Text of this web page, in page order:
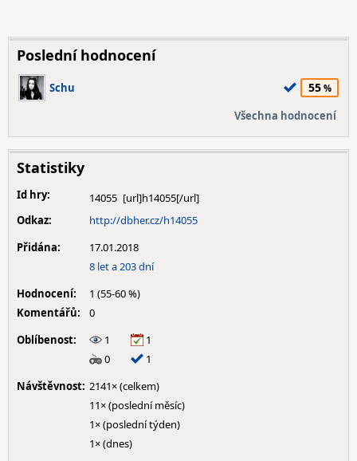
Poslední hodnocení
Schu 55
Všechna hodnocení
Statistiky
Id hry:
14055
Odkaz:
http://dbher.cz/h14055
Přidána:
17.01.2018
8 let a 203 dní
Hodnocení:
1 (55-60 %)
Komentářů:
0
Oblíbenost:
1
1
0
1
Návštěvnost: 2141× (celkem)
11× (poslední měsíc)
1× (poslední týden)
1× (dnes)